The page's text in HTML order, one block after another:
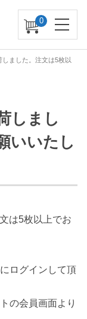
0
ました。注文は5枚以
しまし
いいたし
は5枚以上でお
ログインして頂
の会員画面より